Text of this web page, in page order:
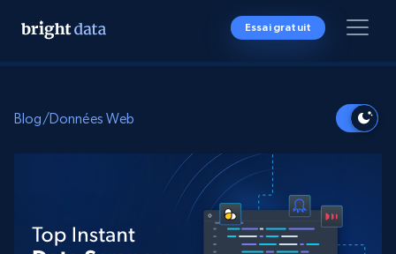
Essai gratuit
Blog/Données Web